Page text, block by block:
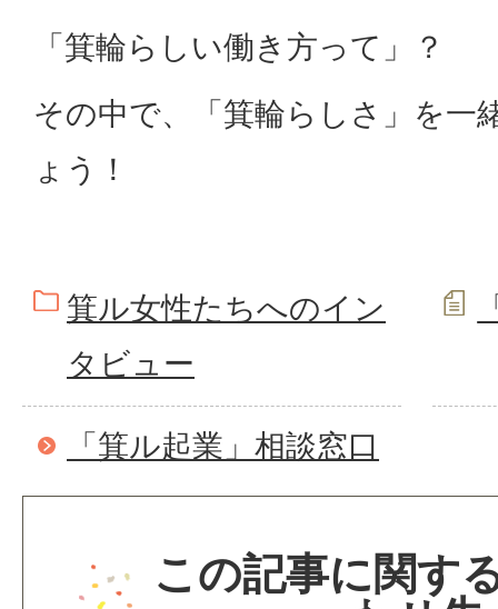
「箕輪らしい働き方って」？
その中で、「箕輪らしさ」を一
ょう！
箕ル女性たちへのイン
タビュー
「箕ル起業」相談窓口
この記事に関す